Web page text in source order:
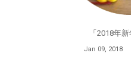
「2018年
Jan 09, 2018